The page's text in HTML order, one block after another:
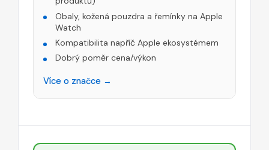
Obaly, kožená pouzdra a řemínky na Apple
Watch
Kompatibilita napříč Apple ekosystémem
Dobrý poměr cena/výkon
Více o značce →